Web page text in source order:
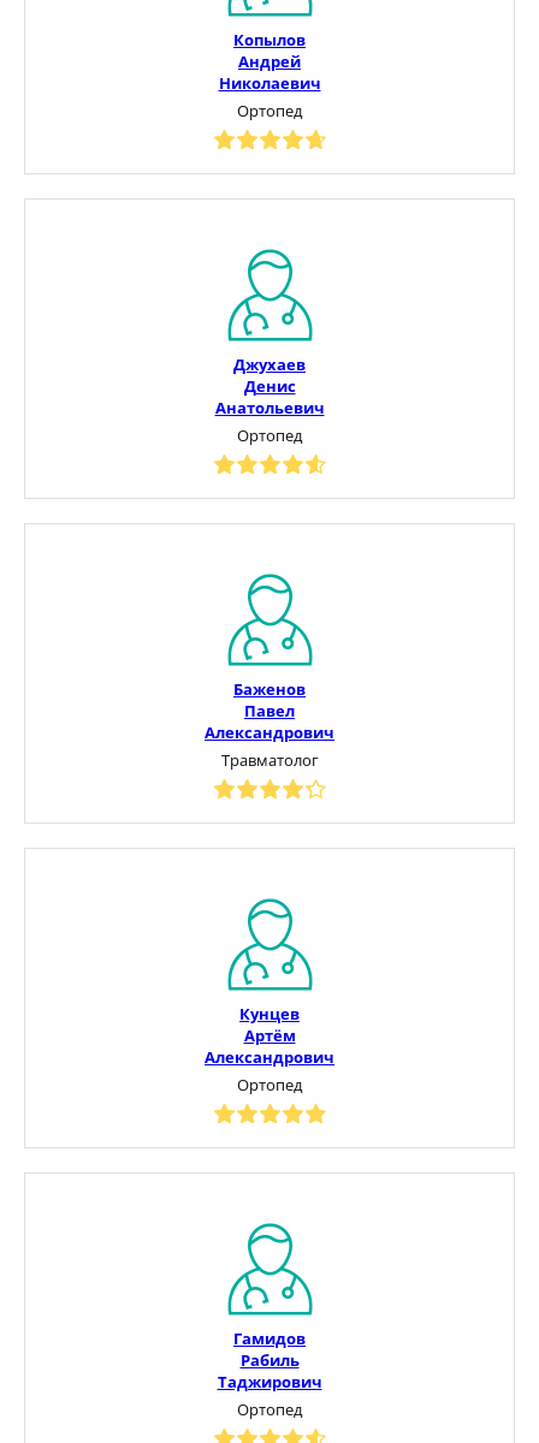
Копылов
Андрей
Николаевич
Ортопед
Джухаев
Денис
Анатольевич
Ортопед
Баженов
Павел
Александрович
Травматолог
Кунцев
Артём
Александрович
Ортопед
Гамидов
Рабиль
Таджирович
Ортопед